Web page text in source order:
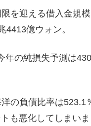
を迎える借入金規
億ウォン。
年の純損失予測は
の負債比率は523.1
も悪化してしまいま